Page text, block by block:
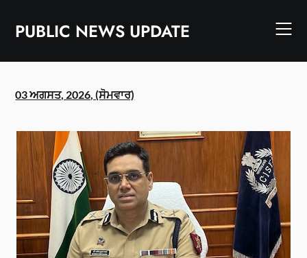
contentPUBLIC NEWS UPDATE
03 ਅਗਸਤ, 2026, (ਸੋਮਵਾਰ)